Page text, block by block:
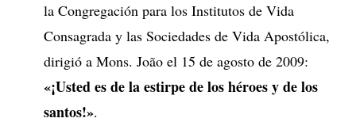
la Congregación para los Institutos de Vida
Consagrada y las Sociedades de Vida Apostólica,
dirigió a Mons. João el 15 de agosto de 2009:
«¡Usted es de la estirpe de los héroes y de los
santos!».